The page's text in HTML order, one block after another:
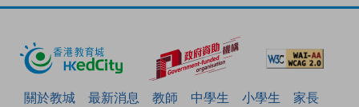
關於教城 最新消息 教師 中學生 小學生
家長